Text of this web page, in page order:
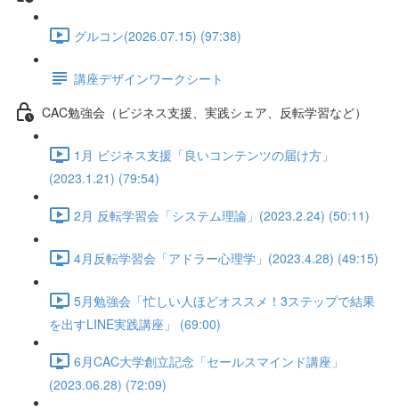
グルコン(2026.07.15) (97:38)
講座デザインワークシート
CAC勉強会（ビジネス支援、実践シェア、反転学習など）
1月 ビジネス支援「良いコンテンツの届け方」
(2023.1.21) (79:54)
2月 反転学習会「システム理論」(2023.2.24) (50:11)
4月反転学習会「アドラー心理学」(2023.4.28) (49:15)
5月勉強会「忙しい人ほどオススメ！3ステップで結果
を出すLINE実践講座」 (69:00)
6月CAC大学創立記念「セールスマインド講座」
(2023.06.28) (72:09)